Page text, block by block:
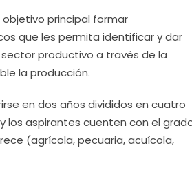
principal formar
que les permita identificar y dar
productivo a través de la
la producción.
en dos años divididos en cuatro
los aspirantes cuenten con el
(agrícola, pecuaria, acuícola,